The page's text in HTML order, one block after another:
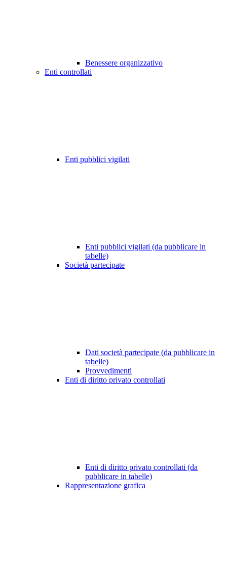
Benessere organizzativo
Enti controllati
Enti pubblici vigilati
Enti pubblici vigilati (da pubblicare in
tabelle)
Società partecipate
Dati società partecipate (da pubblicare in
tabelle)
Provvedimenti
Enti di diritto privato controllati
Enti di diritto privato controllati (da
pubblicare in tabelle)
Rappresentazione grafica